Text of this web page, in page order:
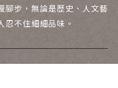
腳步，無論是歷史、人文藝
忍不住細細品味。